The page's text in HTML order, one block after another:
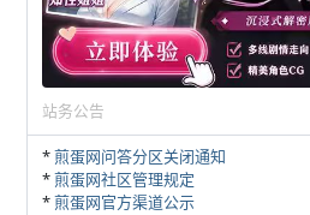
站务公告
*煎蛋网问答分区关闭通知
*煎蛋网社区管理规定
*煎蛋网官方渠道公示